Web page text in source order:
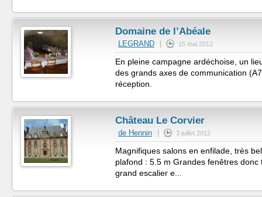
Domaine de l’Abéale
LEGRAND 15 mai 2012
En pleine campagne ardéchoise, un
des grands axes de communication
réception.
Château Le Corvier
de Hennin 3 juillet 2012
Magnifiques salons en enfilade, très
plafond : 5.5 m Grandes fenêtres
grand escalier e...